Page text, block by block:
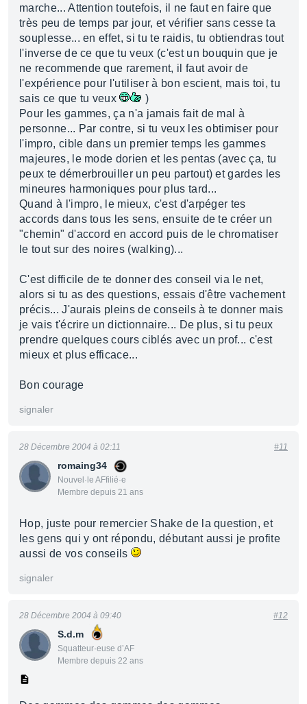
marche... Attention toutefois, il ne faut en faire que
très peu de temps par jour, et vérifier sans cesse ta
souplesse... en effet, si tu te raidis, tu obtiendras tout
l'inverse de ce que tu veux (c'est un bouquin que je
ne recommende que rarement, il faut avoir de
l'expérience pour l'utiliser à bon escient, mais toi, tu
sais ce que tu veux
)
Pour les gammes, ça n'a jamais fait de mal à
personne... Par contre, si tu veux les obtimiser pour
l'impro, cible dans un premier temps les gammes
majeures, le mode dorien et les pentas (avec ça, tu
peux te démerbrouiller un peu partout) et gardes les
mineures harmoniques pour plus tard...
Quand à l'impro, le mieux, c'est d'arpéger tes
accords dans tous les sens, ensuite de te créer un
"chemin" d'accord en accord puis de le chromatiser
le tout sur des noires (walking)...
C'est difficile de te donner des conseil via le net,
alors si tu as des questions, essais d'être vachement
précis... J'aurais pleins de conseils à te donner mais
je vais t'écrire un dictionnaire... De plus, si tu peux
prendre quelques cours ciblés avec un prof... c'est
mieux et plus efficace...
Bon courage
signaler
romaing34
Nouvel·le AFfilié·e
Membre depuis 21 ans
28 Décembre 2004 à 02:11 #11
Hop, juste pour remercier Shake de la question, et
les gens qui y ont répondu, débutant aussi je profite
aussi de vos conseils
signaler
S.d.m
Squatteur·euse d’AF
Membre depuis 22 ans
28 Décembre 2004 à 09:40 #12